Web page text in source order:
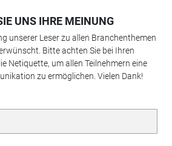
UNS IHRE MEINUNG
unserer Leser zu allen Branchenthemen
Bitte achten Sie bei Ihren
Netiquette, um allen Teilnehmern eine
zu ermöglichen. Vielen Dank!